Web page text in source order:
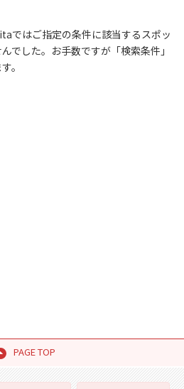
ではご指定の条件に該当するスポッ
でした。お手数ですが「検索条件」
。
PAGE TOP